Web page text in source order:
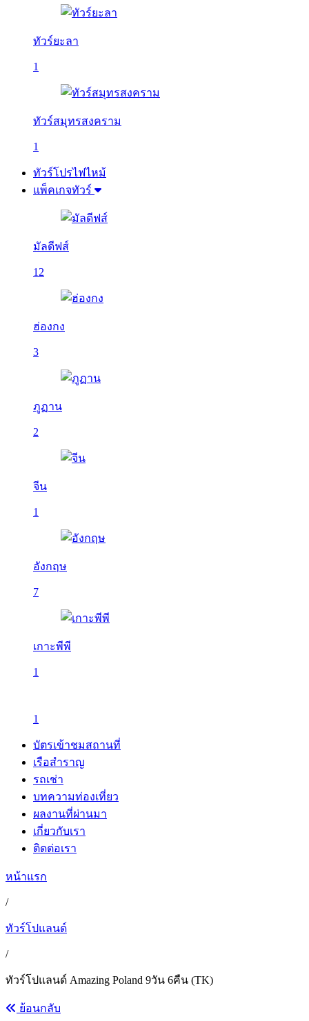
ทัวร์ยะลา
1
ทัวร์สมุทรสงคราม
1
ทัวร์โปรไฟไหม้
แพ็คเกจทัวร์
มัลดีฟส์
12
ฮ่องกง
3
ภูฏาน
2
จีน
1
อังกฤษ
7
เกาะพีพี
1
1
บัตรเข้าชมสถานที่
เรือสำราญ
รถเช่า
บทความท่องเที่ยว
ผลงานที่ผ่านมา
เกี่ยวกับเรา
ติดต่อเรา
หน้าแรก
/
ทัวร์โปแลนด์
/
ทัวร์โปแลนด์ Amazing Poland 9วัน 6คืน (TK)
ย้อนกลับ